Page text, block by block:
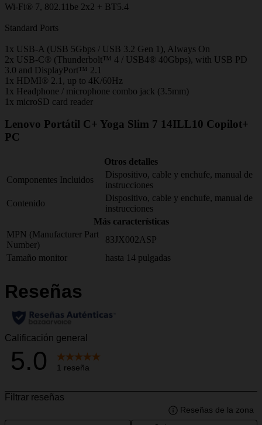
Wi-Fi® 7, 802.11be 2x2 + BT5.4
Standard Ports
1x USB-A (USB 5Gbps / USB 3.2 Gen 1), Always On
2x USB-C® (Thunderbolt™ 4 / USB4® 40Gbps), with USB PD
3.0 and DisplayPort™ 2.1
1x HDMI® 2.1, up to 4K/60Hz
1x Headphone / microphone combo jack (3.5mm)
1x microSD card reader
Lenovo Portátil C+ Yoga Slim 7 14ILL10 Copilot+
PC
Otros detalles
Componentes Incluidos
Dispositivo, cable y enchufe, manual de
instrucciones
Contenido
Dispositivo, cable y enchufe, manual de
instrucciones
Más características
MPN (Manufacturer Part
Number)
83JX002ASP
Tamaño monitor
hasta 14 pulgadas